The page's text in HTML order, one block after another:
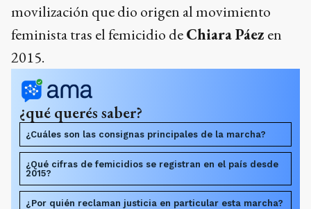
movilización que dio origen al movimiento
feminista tras el femicidio deChiara Páez en
2015.
¿qué querés saber?
¿Cuáles son las consignas principales de la marcha?
¿Qué cifras de femicidios se registran en el país desde
2015?
¿Por quién reclaman justicia en particular esta marcha?